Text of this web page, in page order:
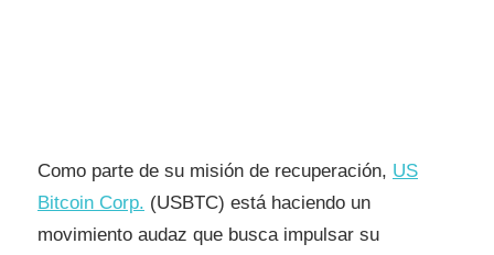
Como parte de su misión de recuperación, US
Bitcoin Corp. (USBTC) está haciendo un
movimiento audaz que busca impulsar su